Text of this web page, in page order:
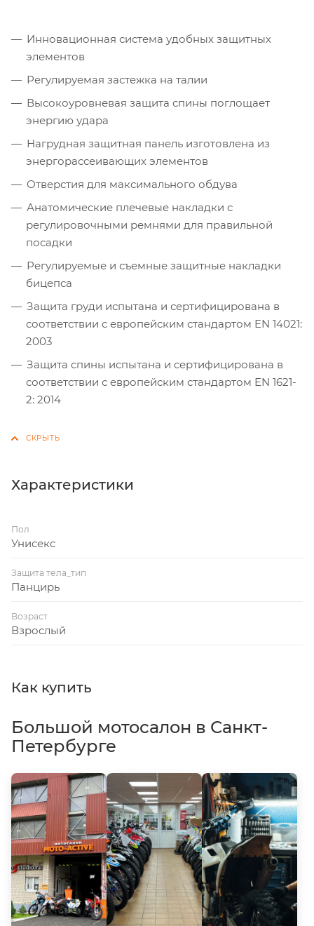
Инновационная система удобных защитных
элементов
Регулируемая застежка на талии
Высокоуровневая защита спины поглощает
энергию удара
Нагрудная защитная панель изготовлена из
энергорассеивающих элементов
Отверстия для максимального обдува
Анатомические плечевые накладки с
регулировочными ремнями для правильной
посадки
Регулируемые и съемные защитные накладки
бицепса
Защита груди испытана и сертифицирована в
соответствии с европейским стандартом EN 14021:
2003
Защита спины испытана и сертифицирована в
соответствии с европейским стандартом EN 1621-
2: 2014
Характеристики
Пол
Унисекс
Защита тела_тип
Панцирь
Возраст
Взрослый
Как купить
Большой мотосалон в Санкт-
Петербурге